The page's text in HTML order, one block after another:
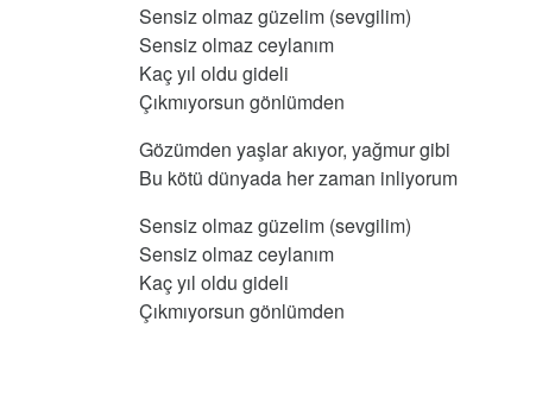
Sensiz olmaz güzelim (sevgilim)
Sensiz olmaz ceylanım
Kaç yıl oldu gideli
Çıkmıyorsun gönlümden
Gözümden yaşlar akıyor, yağmur gibi
Bu kötü dünyada her zaman inliyorum
Sensiz olmaz güzelim (sevgilim)
Sensiz olmaz ceylanım
Kaç yıl oldu gideli
Çıkmıyorsun gönlümden